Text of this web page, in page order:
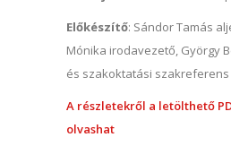
Előkészítő: Sándor Tamás
Mónika irodavezető, György
és szakoktatási szakreferens
A részletekről a letölthető
olvashat